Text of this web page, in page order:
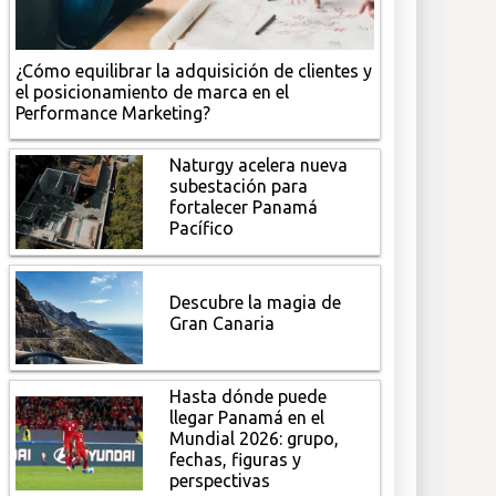
¿Cómo equilibrar la adquisición de clientes y
el posicionamiento de marca en el
Performance Marketing?
Naturgy acelera nueva
subestación para
fortalecer Panamá
Pacífico
Descubre la magia de
Gran Canaria
Hasta dónde puede
llegar Panamá en el
Mundial 2026: grupo,
fechas, figuras y
perspectivas